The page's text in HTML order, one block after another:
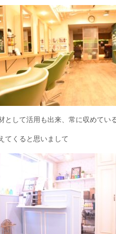
として活用も出来、常に収めてい
てくると思いまして